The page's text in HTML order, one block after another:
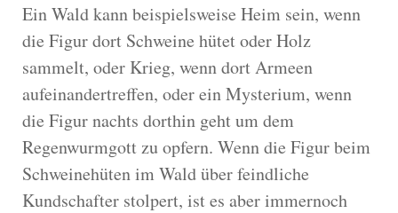
Ein Wald kann beispielsweise Heim sein, wenn
die Figur dort Schweine hütet oder Holz
sammelt, oder Krieg, wenn dort Armeen
aufeinandertreffen, oder ein Mysterium, wenn
die Figur nachts dorthin geht um dem
Regenwurmgott zu opfern. Wenn die Figur beim
Schweinehüten im Wald über feindliche
Kundschafter stolpert, ist es aber immernoch